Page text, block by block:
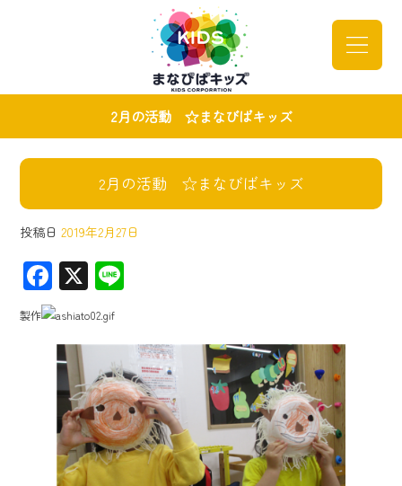
2月の活動 ☆まなびばキッズ
2月の活動 ☆まなびばキッズ
投稿日 2019年2月27日
F
ac
e
b
o
ok
X
製作